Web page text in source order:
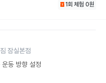
1회 체험 0원
잠실본점
동 방향 설정